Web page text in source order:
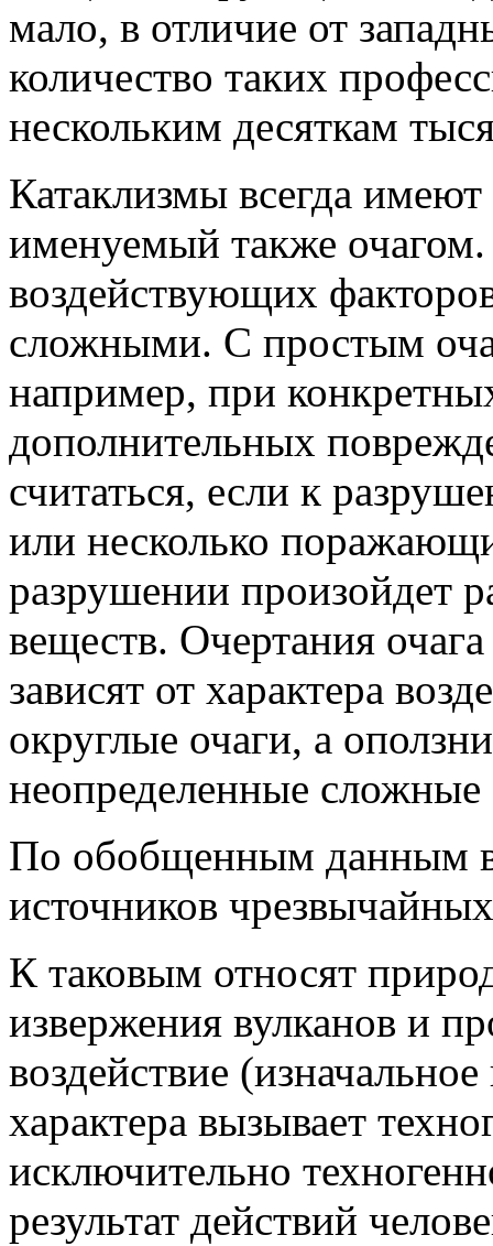
мало, в отличие от
количество таких
нескольким десяткам
Катаклизмы всегда
именуемый также
воздействующих
сложными. С простым
например, при
дополнительных
считаться, если к
или несколько
разрушении произойдет
веществ. Очертания
зависят от характера
округлые очаги, а
неопределенные
По обобщенным данным
источников
К таковым относят
извержения вулканов и
воздействие (изначальное
характера вызывает
исключительно
результат действий